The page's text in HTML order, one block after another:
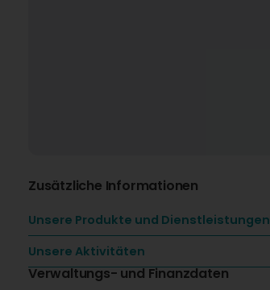
Zusätzliche Informationen
Unsere Produkte und Dienstleistungen
Unsere Aktivitäten
Verwaltungs- und Finanzdaten